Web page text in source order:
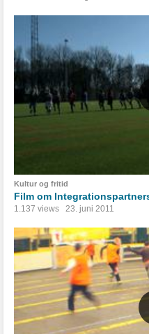
Kultur og fritid
Film om
1.137 views 23. juni 2011